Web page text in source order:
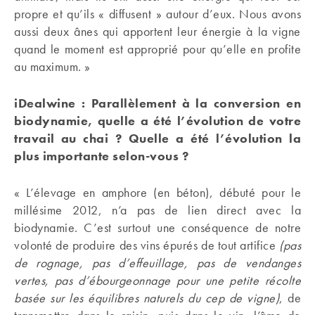
propre et qu’ils « diffusent » autour d’eux. Nous avons
aussi deux ânes qui apportent leur énergie à la vigne
quand le moment est approprié pour qu’elle en profite
au maximum. »
iDealwine : Parallèlement à la conversion en
biodynamie, quelle a été l’évolution de votre
travail au chai ? Quelle a été l’évolution la
plus importante selon-vous ?
« L’élevage en amphore (en béton), débuté pour le
millésime 2012, n’a pas de lien direct avec la
biodynamie. C’est surtout une conséquence de notre
volonté de produire des vins épurés de tout artifice (pas
de rognage, pas d’effeuillage, pas de vendanges
vertes, pas d’ébourgeonnage pour une petite récolte
basée sur les équilibres naturels du cep de vigne), de